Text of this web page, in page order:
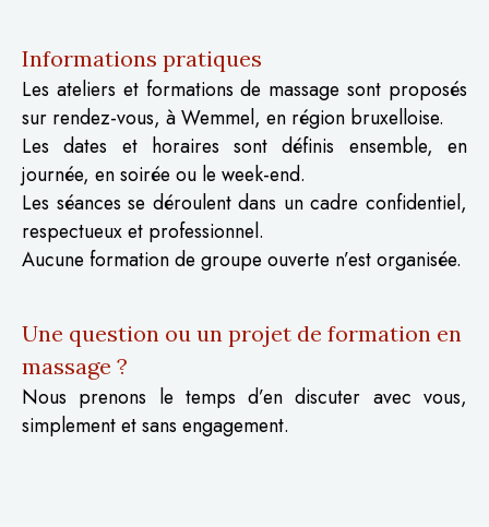
Informations pratiques
Les ateliers et formations de massage sont proposés
sur rendez-vous, à Wemmel, en région bruxelloise.
Les dates et horaires sont définis ensemble, en
journée, en soirée ou le week-end.
Les séances se déroulent dans un cadre confidentiel,
respectueux et professionnel.
Aucune formation de groupe ouverte n’est organisée.
Une question ou un projet de formation en
massage ?
Nous prenons le temps d’en discuter avec vous,
simplement et sans engagement.